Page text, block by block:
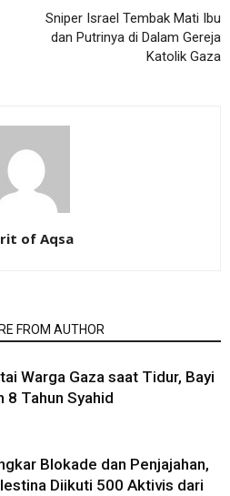
Sniper Israel Tembak Mati Ibu
dan Putrinya di Dalam Gereja
Katolik Gaza
of Aqsa
FROM AUTHOR
Warga Gaza saat Tidur, Bayi
8 Tahun Syahid
Blokade dan Penjajahan,
Diikuti 500 Aktivis dari